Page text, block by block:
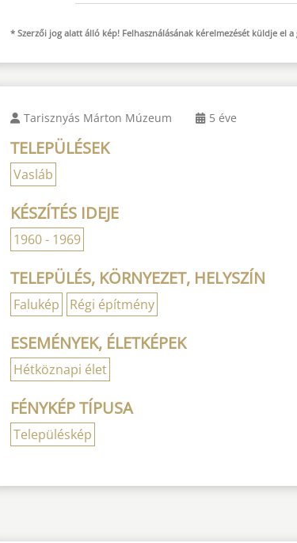
* Szerzői jog alatt álló kép! Felhasználásának kérelmezését küldje el a
Tarisznyás Márton Múzeum 5 éve
TELEPÜLÉSEK
Vasláb
KÉSZÍTÉS IDEJE
1960 - 1969
TELEPÜLÉS, KÖRNYEZET, HELYSZÍN
Falukép Régi építmény
ESEMÉNYEK, ÉLETKÉPEK
Hétköznapi élet
FÉNYKÉP TÍPUSA
Településkép